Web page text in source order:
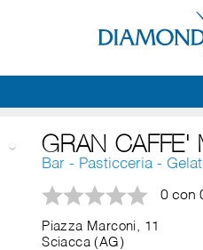
GRAN CAFFE'
Bar - Pasticceria -
0 con
Piazza Marconi, 11
Sciacca (AG)